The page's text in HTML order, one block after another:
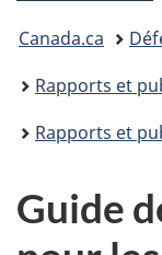
Vous
êtes
ici :
Canada.ca
Rapports et
Rapports et
Guide